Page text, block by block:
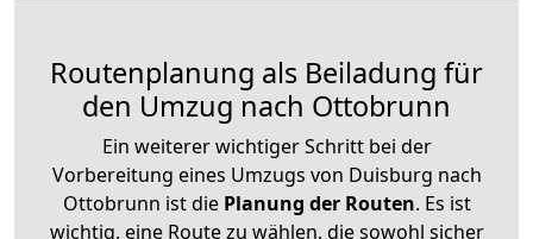
Routenplanung als Beiladung für
den Umzug nach Ottobrunn
Ein weiterer wichtiger Schritt bei der
Vorbereitung eines Umzugs von Duisburg nach
Ottobrunn ist diePlanung der Routen. Es ist
wichtig, eine Route zu wählen, die sowohl sicher